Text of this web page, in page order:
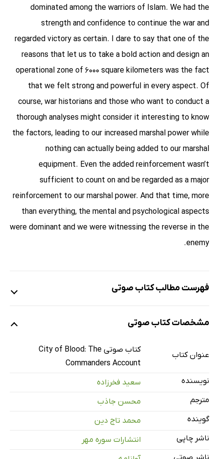
dominated among the warriors of Islam. We had the
strength and confidence to continue the war and
regarded victory as certain. I dare to say that one of the
reasons that let us to take a bold action and design an
operational zone of 6000 square kilometers was the fact
that we felt strong and powerful in every aspect. Of
course, war historians and those who want to conduct a
thorough analyses might consider it interesting to know
the factors, leading to our increased marshal power while
nothing can actually being added to our marshal
equipment. Even the added reinforcement wasn’t
sufficient to count on and be regarded as a major
reinforcement to our marshal power. And that time, more
than everything, the mental and psychological aspects
were dominant and we were witnessing the reverse in the
enemy.
فهرست مطالب کتاب صوتی
نمونه
مشخصات کتاب صوتی
عنوان کتاب
کتاب صوتی City of Blood: The
Commanders Account
نویسنده
سعید فخرزاده
مترجم
محسن جاذب
گوینده
محمد تاج دین
ناشر چاپی
انتشارات سوره مهر